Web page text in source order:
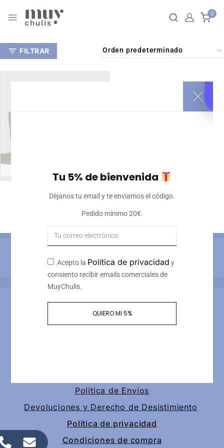
0
FILTRAR
Bolso Deportivo
Información de contacto
Calle tomas redondo 3, piso 4, puerta 2
Política de Envíos
Devoluciones y Derecho de Desistimiento
Política de privacidad
Condiciones de compra
Tu 5% de bienvenida
Déjanos tu email y te enviamos el código.
Pedido mínimo 20€.
Acepto la Política de privacidad y
consiento recibir emails comerciales de
MuyChulis.
QUIERO MI 5%